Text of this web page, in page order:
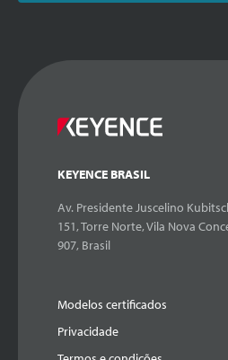
KEYENCE BRASIL
Av. Presidente Juscelino
151, Torre Norte, Vila Nova
907, Brasil
Modelos certificados
Privacidade